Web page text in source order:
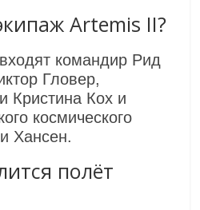
Artemis II?
командир Рид
Гловер,
Кристина Кох и
космического
Хансен.
полёт